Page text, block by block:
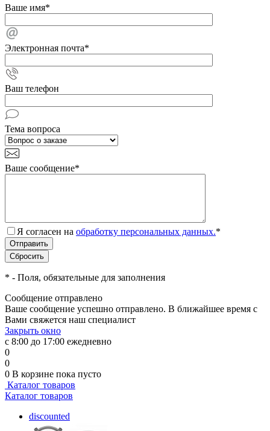
Ваше имя*
Электронная почта*
Ваш телефон
Тема вопроса
Ваше сообщение*
Я согласен на обработку персональных данных.*
* - Поля, обязательные для заполнения
Сообщение отправлено
Ваше сообщение успешно отправлено. В ближайшее время с
Вами свяжется наш специалист
Закрыть окно
с 8:00 до 17:00 ежедневно
0
0
0 В корзине пока пусто
Каталог товаров
Каталог товаров
discounted